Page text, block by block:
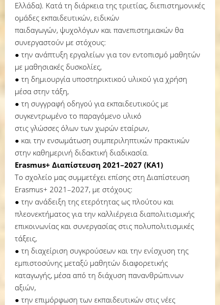
Ελλάδα). Κατά τη διάρκεια της τριετίας, διεπιστημονικές
ομάδες εκπαιδευτικών, ειδικών
παιδαγωγών, ψυχολόγων και πανεπιστημιακών θα
συνεργαστούν με στόχους:
● την ανάπτυξη εργαλείων για τον εντοπισμό μαθητών
με μαθησιακές δυσκολίες,
● τη δημιουργία υποστηρικτικού υλικού για χρήση
μέσα στην τάξη,
● τη συγγραφή οδηγού για εκπαιδευτικούς με
συγκεντρωμένο το παραγόμενο υλικό
στις γλώσσες όλων των χωρών εταίρων,
● και την ενσωμάτωση συμπεριληπτικών πρακτικών
στην καθημερινή διδακτική διαδικασία.
Erasmus+ Διαπίστευση 2021–2027 (ΚΑ1)
Το σχολείο μας συμμετέχει επίσης στη Διαπίστευση
Erasmus+ 2021–2027, με στόχους:
● την ανάδειξη της ετερότητας ως πλούτου και
πλεονεκτήματος για την καλλιέργεια διαπολιτισμικής
επικοινωνίας και συνεργασίας στις πολυπολιτισμικές
τάξεις,
● τη διαχείριση συγκρούσεων και την ενίσχυση της
εμπιστοσύνης μεταξύ μαθητών διαφορετικής
καταγωγής, μέσα από τη διάχυση πανανθρώπινων
αξιών,
● την επιμόρφωση των εκπαιδευτικών στις νέες